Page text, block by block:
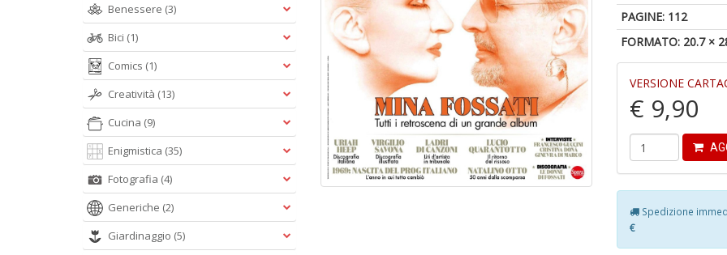
PAGINE: 112
FORMATO: 20.7 ×
VERSIONE
€ 9,90
Spedizione
€
Benessere (3)
Bici (1)
Comics (1)
Creatività (13)
Cucina (9)
Enigmistica (35)
Fotografia (4)
Generiche (2)
Giardinaggio (5)